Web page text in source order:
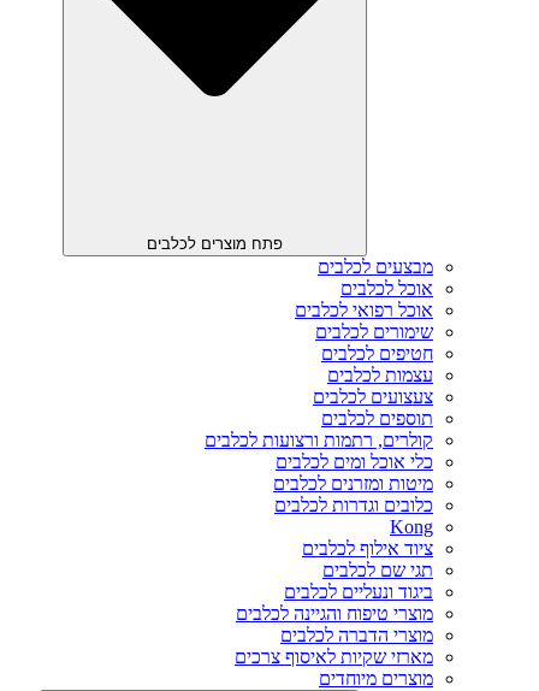
פתח מוצרים לכלבים
מבצעים לכלבים
אוכל לכלבים
אוכל רפואי לכלבים
שימורים לכלבים
חטיפים לכלבים
עצמות לכלבים
צעצועים לכלבים
תוספים לכלבים
קולרים, רתמות ורצועות לכלבים
כלי אוכל ומים לכלבים
מיטות ומזרנים לכלבים
כלובים וגדרות לכלבים
Kong
ציוד אילוף לכלבים
תגי שם לכלבים
ביגוד ונעליים לכלבים
מוצרי טיפוח והגיינה לכלבים
מוצרי הדברה לכלבים
מארזי שקיות לאיסוף צרכים
מוצרים מיוחדים